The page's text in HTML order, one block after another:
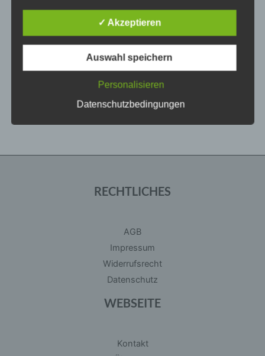
Elektro-Scooter Coco Bike TRIKE CP-7.0 mit
Straßenzulassung – Führerschein/- Versicherungspflichtig.
Die dafür benötigten Unterlagen (EEC/ COC Papiere)
werden im Paket mitgeliefert.
RECHTLICHES
AGB
Impressum
Widerrufsrecht
Datenschutz
WEBSEITE
Kontakt
a) personenbezogene Daten
Personenbezogene Daten sind alle
Informationen, die sich auf eine identifizierte oder
identifizierbare natürliche Person (im Folgenden
direkt oder indirekt, insbesondere mittels
zu einer Kennnummer, zu Standortdaten, zu
mehreren besonderen Merkmalen, die Ausdruck
b) betroffene Person
identifizierbare natürliche Person, deren
Verarbeitung Verantwortlichen verarbeitet
Zusammenhang mit personenbezogenen Daten
✓ Akzeptieren
Auswahl speichern
Personalisieren
Datenschutzbedingungen